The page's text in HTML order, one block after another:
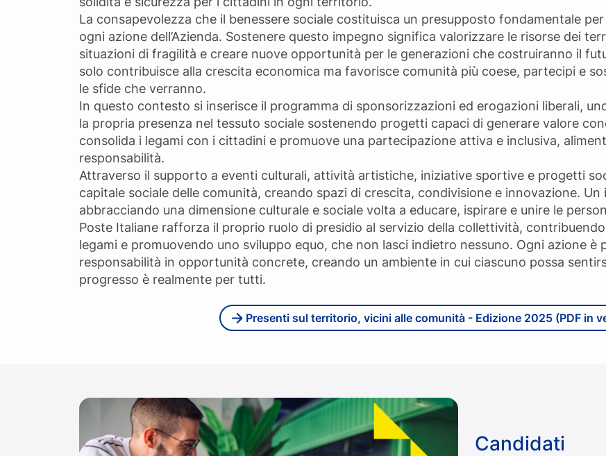
La consapevolezza che il benessere sociale costituisca un presupposto fondamentale
ogni azione dell’Azienda. Sostenere questo impegno significa valorizzare le risorse dei
situazioni di fragilità e creare nuove opportunità per le generazioni che costruiranno il
solo contribuisce alla crescita economica ma favorisce comunità più coese, partecipi e
le sfide che verranno.
In questo contesto si inserisce il programma di sponsorizzazioni ed erogazioni liberali,
la propria presenza nel tessuto sociale sostenendo progetti capaci di generare valore
consolida i legami con i cittadini e promuove una partecipazione attiva e inclusiva,
responsabilità.
Attraverso il supporto a eventi culturali, attività artistiche, iniziative sportive e progetti
capitale sociale delle comunità, creando spazi di crescita, condivisione e innovazione.
abbracciando una dimensione culturale e sociale volta a educare, ispirare e unire le
Poste Italiane rafforza il proprio ruolo di presidio al servizio della collettività,
legami e promuovendo uno sviluppo equo, che non lasci indietro nessuno. Ogni azione è
responsabilità in opportunità concrete, creando un ambiente in cui ciascuno possa
progresso è realmente per tutti.
Presenti sul territorio, vicini alle comunità - Edizione 2025 (PDF in
Candidati